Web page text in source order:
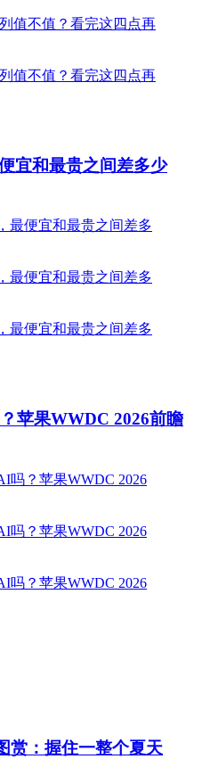
宜和最贵之间差多少
苹果WWDC 2026前瞻
赏：握住一整个夏天